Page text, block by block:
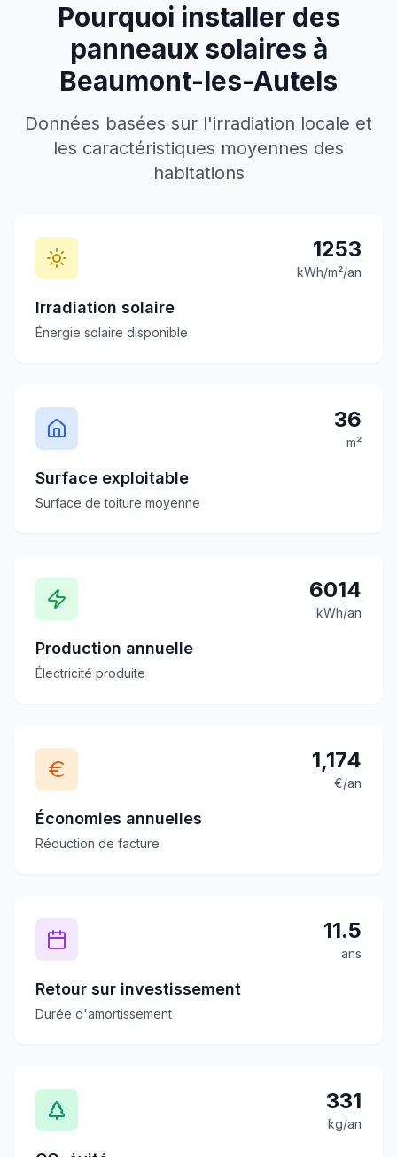
Pourquoi installer des
panneaux solaires à
Beaumont-les-Autels
Données basées sur l'irradiation locale et
les caractéristiques moyennes des
habitations
1253
kWh/m²/an
Irradiation solaire
Énergie solaire disponible
36
m²
Surface exploitable
Surface de toiture moyenne
6014
kWh/an
Production annuelle
Électricité produite
1,174
€/an
Économies annuelles
Réduction de facture
11.5
ans
Retour sur investissement
Durée d'amortissement
331
kg/an